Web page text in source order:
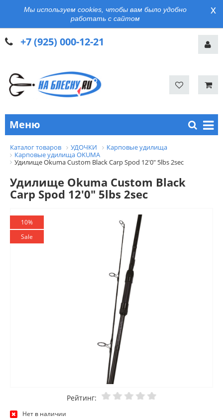
Мы используем cookies, чтобы вам было удобно
работать с сайтом
x
+7 (925) 000-12-21
Меню
Каталог товаров УДОЧКИ
Карповые удилища
Карповые удилища OKUMA
Удилище Okuma Custom Black Carp Spod 12'0" 5lbs 2sec
Удилище Okuma Custom Black
Carp Spod 12'0" 5lbs 2sec
10%
Sale
Рейтинг:
Нет в наличии